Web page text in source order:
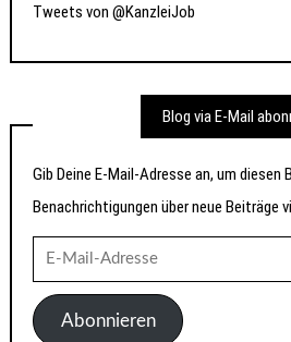
Tweets von @KanzleiJob
Blog via E-Mail
Gib Deine E-Mail-Adresse an, um diesen
Benachrichtigungen über neue Beiträge
Mail-
AdresseAbonnieren